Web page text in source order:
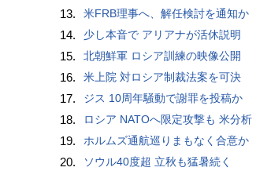
13. 米FRB理事へ、解任検討を通知か
14. 少し本音で アリアナが活休説明
15. 北朝鮮軍 ロシア訓練の映像公開
16. 米上院 対ロシア制裁法案を可決
17. ジス 10周年騒動で謝罪を投稿か
18. ロシア NATOへ限定攻撃も 米分析
19. ホルムズ通航巡りまもなく合意か
20. ソウル40度超 立秋も猛暑続く